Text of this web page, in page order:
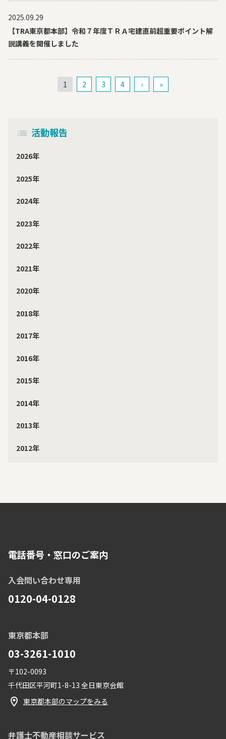
2025.09.29
【TRA東京都本部】令和７年度ＴＲＡ宅建直前超重要ポイント解
説講義を開催しました
1 2 3 4 › »
活動報告
2026年
2025年
2024年
2023年
2022年
2021年
2020年
2018年
2017年
2016年
2015年
2014年
2013年
2012年
電話番号・窓口のご案内
入会問い合わせ専用
0120-04-0128
東京都本部
03-3261-1010
〒102-0093
千代田区平河町1-8-13 全日東京会館
東京都本部のマップをみる
弁護士不動産相談サービス